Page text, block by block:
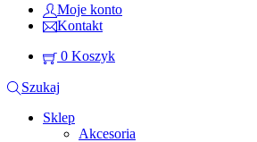
Moje konto
Kontakt
0 Koszyk
Szukaj
Sklep
Akcesoria